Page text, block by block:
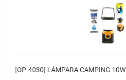
[OP-4030] LÁMPARA CAMPING 10W